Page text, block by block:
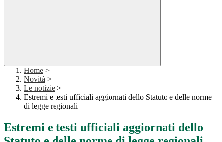
Home >
Novità >
Le notizie >
Estremi e testi ufficiali aggiornati dello Statuto e delle norme
di legge regionali
Estremi e testi ufficiali aggiornati dello